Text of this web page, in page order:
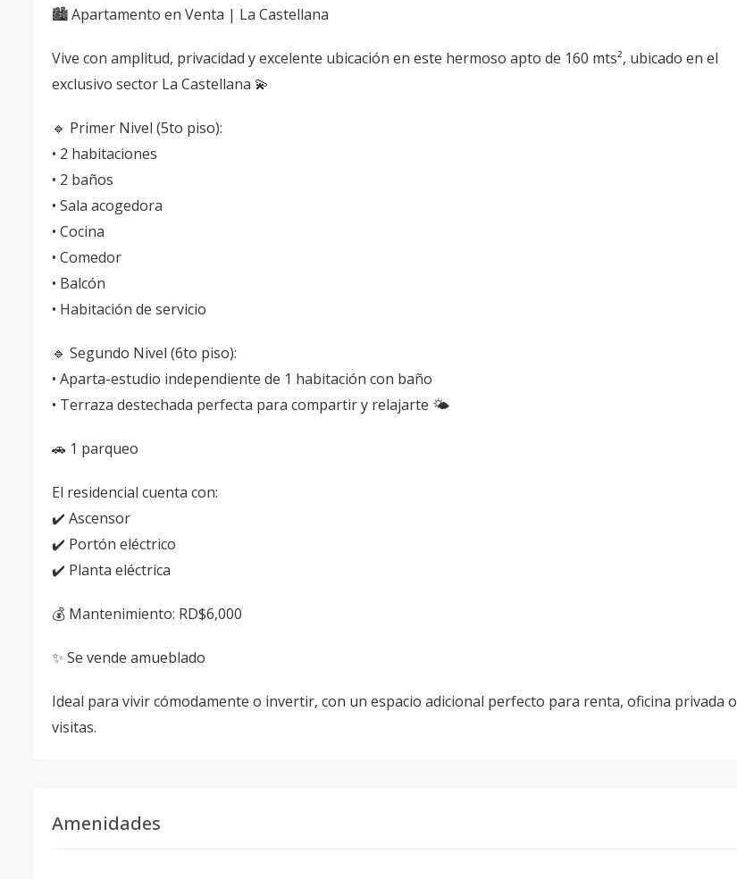
🏙️ Apartamento en Venta | La Castellana
Vive con amplitud, privacidad y excelente ubicación en este hermoso apto de 160 mts², ubicado en el
exclusivo sector La Castellana 💫
🔹 Primer Nivel (5to piso):
• 2 habitaciones
• 2 baños
• Sala acogedora
• Cocina
• Comedor
• Balcón
• Habitación de servicio
🔹 Segundo Nivel (6to piso):
• Aparta-estudio independiente de 1 habitación con baño
• Terraza destechada perfecta para compartir y relajarte 🌤️
🚗 1 parqueo
El residencial cuenta con:
✔️ Ascensor
✔️ Portón eléctrico
✔️ Planta eléctrica
💰 Mantenimiento: RD$6,000
✨ Se vende amueblado
Ideal para vivir cómodamente o invertir, con un espacio adicional perfecto para renta, oficina privada o
visitas.
Amenidades